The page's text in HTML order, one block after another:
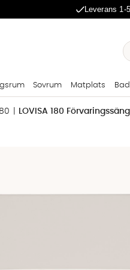
Leverans 1-
Sovrum Matplats
LOVISA 180
Greige